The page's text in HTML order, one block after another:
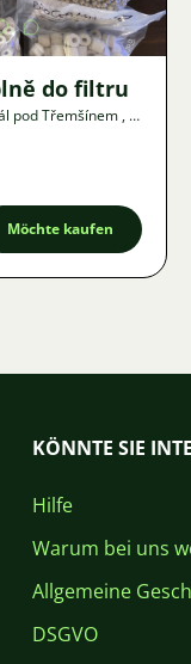
do filtru
pod Třemšínem , ?
Möchte kaufen
KÖNNTE SIE
Hilfe
Warum bei uns
Allgemeine
DSGVO